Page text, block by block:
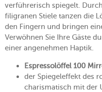
verführerisch spiegelt.
filigranen Stiele tanzen die
den Fingern und bringen
Verwöhnen Sie Ihre Gäste
einer angenehmen Haptik.
Espressolöffel 100
der Spiegeleffekt des
charismatisch mit der